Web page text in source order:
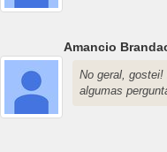
Amancio
No geral,
algumas